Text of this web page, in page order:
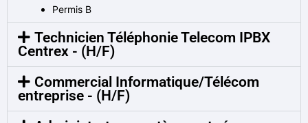
Permis B
Technicien Téléphonie Telecom IPBX
Centrex - (H/F)
Commercial Informatique/Télécom
entreprise - (H/F)